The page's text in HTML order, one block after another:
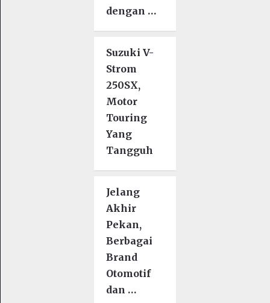
dengan …
Suzuki V-
Strom
250SX,
Motor
Touring
Yang
Tangguh
Jelang
Akhir
Pekan,
Berbagai
Brand
Otomotif
dan …